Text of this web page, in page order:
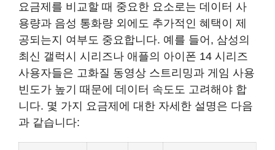
요금제를 비교할 때 중요한 요소로는 데이터 사
용량과 음성 통화량 외에도 추가적인 혜택이 제
공되는지 여부도 중요합니다. 예를 들어, 삼성의
최신 갤럭시 시리즈나 애플의 아이폰 14 시리즈
사용자들은 고화질 동영상 스트리밍과 게임 사용
빈도가 높기 때문에 데이터 속도도 고려해야 합
니다. 몇 가지 요금제에 대한 자세한 설명은 다음
과 같습니다: